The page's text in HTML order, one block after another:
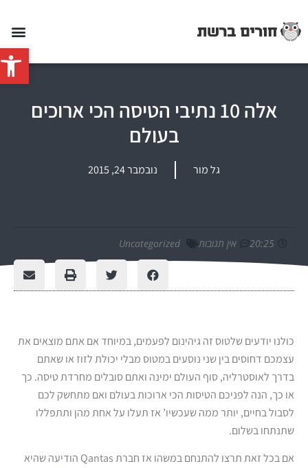
פתח
אלה 10 נתיבי הטיסה הכי ארוכים
בעולם
גל מור נובמבר 24, 2015
20:25 אין תגובות Uncategorized
כולנו יודעים שלטוס זה גיהינום לפעמים, במיוחד אם אתם מוצאים את
עצמכם דחוסים בין שני נוסעים במטוס מבלי יכולת לזוז או שאתם
בדרך לאוסטרליה, סוף העולם ימינה ואתם סובלים מחרדת טיסה. כך
או כך, הנה לפניכם הטיסות הכי ארוכות בעולם ואם מתחשק לכם
לסבול בחיים, יותר ממה שעכשיו’ אז תעלו על אחת מהן ותתפללו
שתנתחו בשלום.
אם בכל זאת תרצו להתנחם במשהו אז חברת Qantas הודיעה שהיא